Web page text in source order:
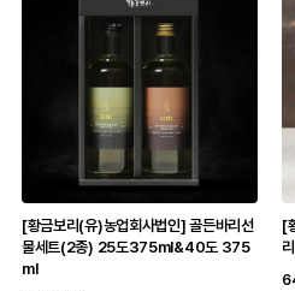
[황금보리(유)농업회사법인] 골든바리선
물세트(2종) 25도375ml&40도 375
ml
[